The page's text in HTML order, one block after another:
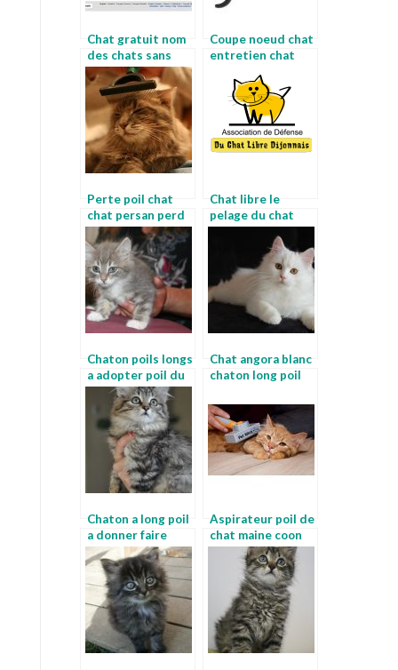
Chat gratuit nom
des chats sans
poils
Coupe noeud chat
entretien chat
Perte poil chat
chat persan perd
ses poils
Chat libre le
pelage du chat
Chaton poils longs
a adopter poil du
chat
Chat angora blanc
chaton long poil
Chaton a long poil
a donner faire
raser son chat
Aspirateur poil de
chat maine coon